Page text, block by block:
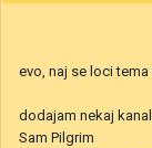
evo, naj se loci
dodajam nekaj
Sam Pilgrim